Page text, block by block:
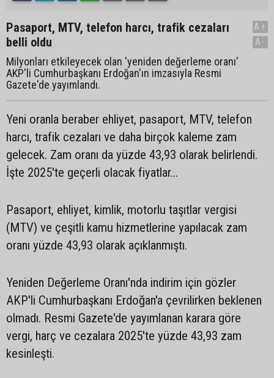
Pasaport, MTV, telefon harcı, trafik cezaları
belli oldu
Milyonları etkileyecek olan 'yeniden değerleme oranı'
AKP'li Cumhurbaşkanı Erdoğan'ın imzasıyla Resmi
Gazete'de yayımlandı.
A+
A-
Yeni oranla beraber ehliyet, pasaport, MTV, telefon
harcı, trafik cezaları ve daha birçok kaleme zam
gelecek. Zam oranı da yüzde 43,93 olarak belirlendi.
İşte 2025'te geçerli olacak fiyatlar...
Pasaport, ehliyet, kimlik, motorlu taşıtlar vergisi
(MTV) ve çeşitli kamu hizmetlerine yapılacak zam
oranı yüzde 43,93 olarak açıklanmıştı.
Yeniden Değerleme Oranı'nda indirim için gözler
AKP'li Cumhurbaşkanı Erdoğan'a çevrilirken beklenen
olmadı. Resmi Gazete'de yayımlanan karara göre
vergi, harç ve cezalara 2025'te yüzde 43,93 zam
kesinleşti.